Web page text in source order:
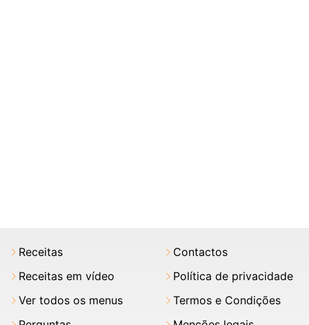
Receitas
Receitas em vídeo
Ver todos os menus
Contactos
Política de privacidade
Termos e Condições